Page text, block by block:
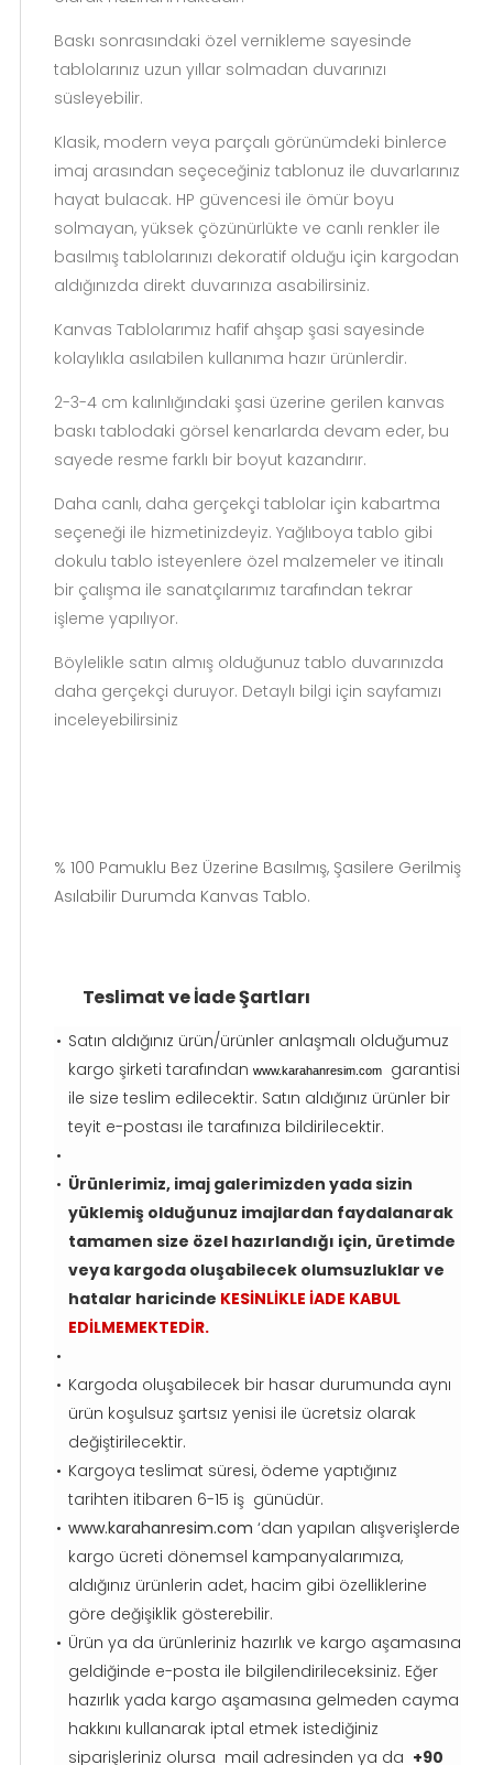
Baskı sonrasındaki özel vernikleme sayesinde
tablolarınız uzun yıllar solmadan duvarınızı
süsleyebilir.
Klasik, modern veya parçalı görünümdeki binlerce
imaj arasından seçeceğiniz tablonuz ile duvarlarınız
hayat bulacak. HP güvencesi ile ömür boyu
solmayan, yüksek çözünürlükte ve canlı renkler ile
basılmış tablolarınızı dekoratif olduğu için kargodan
aldığınızda direkt duvarınıza asabilirsiniz.
Kanvas Tablolarımız hafif ahşap şasi sayesinde
kolaylıkla asılabilen kullanıma hazır ürünlerdir.
2-3-4 cm kalınlığındaki şasi üzerine gerilen kanvas
baskı tablodaki görsel kenarlarda devam eder, bu
sayede resme farklı bir boyut kazandırır.
Daha canlı, daha gerçekçi tablolar için kabartma
seçeneği ile hizmetinizdeyiz. Yağlıboya tablo gibi
dokulu tablo isteyenlere özel malzemeler ve itinalı
bir çalışma ile sanatçılarımız tarafından tekrar
işleme yapılıyor.
Böylelikle satın almış olduğunuz tablo duvarınızda
daha gerçekçi duruyor. Detaylı bilgi için sayfamızı
inceleyebilirsiniz
% 100 Pamuklu Bez Üzerine Basılmış, Şasilere Gerilmiş
Asılabilir Durumda Kanvas Tablo.
Teslimat ve İade Şartları
Satın aldığınız ürün/ürünler anlaşmalı olduğumuz
kargo şirketi tarafından www.karahanresim.com
garantisi
ile size teslim edilecektir. Satın aldığınız ürünler bir
teyit e-postası ile tarafınıza bildirilecektir.
Ürünlerimiz, imaj galerimizden yada sizin
yüklemiş olduğunuz imajlardan faydalanarak
tamamen size özel hazırlandığı için, üretimde
veya kargoda oluşabilecek olumsuzluklar ve
hatalar haricinde KESİNLİKLE İADE KABUL
EDİLMEMEKTEDİR.
Kargoda oluşabilecek bir hasar durumunda aynı
ürün koşulsuz şartsız yenisi ile ücretsiz olarak
değiştirilecektir.
Kargoya teslimat süresi, ödeme yaptığınız
tarihten itibaren 6-15 iş günüdür.
www.karahanresim.com ‘dan yapılan alışverişlerde
kargo ücreti dönemsel kampanyalarımıza,
aldığınız ürünlerin adet, hacim gibi özelliklerine
göre değişiklik gösterebilir.
Ürün ya da ürünleriniz hazırlık ve kargo aşamasına
geldiğinde e-posta ile bilgilendirileceksiniz. Eğer
hazırlık yada kargo aşamasına gelmeden cayma
hakkını kullanarak iptal etmek istediğiniz
siparişleriniz olursa mail adresinden ya da +90